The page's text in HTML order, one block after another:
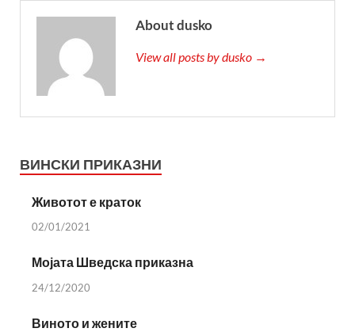
About dusko
View all posts by dusko →
ВИНСКИ ПРИКАЗНИ
Животот е краток
02/01/2021
Мојата Шведска приказна
24/12/2020
Виното и жените